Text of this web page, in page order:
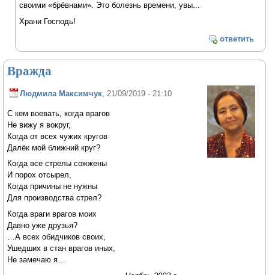
своими «брёвнами». Это болезнь времени, увы...
Храни Господь!
ответить
Вражда
Людмила Максимчук , 21/09/2019 - 21:10
С кем воевать, когда врагов
Не вижу я вокруг,
Когда от всех чужих кругов
Далёк мой ближний круг?
Когда все стрелы сожжены
И порох отсырел,
Когда причины не нужны
Для производства стрел?
Когда враги врагов моих
Давно уже друзья?
…А всех обидчиков своих,
Ушедших в стан врагов иных,
Не замечаю я…